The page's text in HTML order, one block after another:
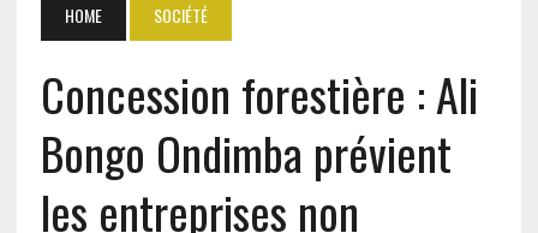
HOME SOCIÉTÉ
Concession forestière : Ali
Bongo Ondimba prévient
les entreprises non